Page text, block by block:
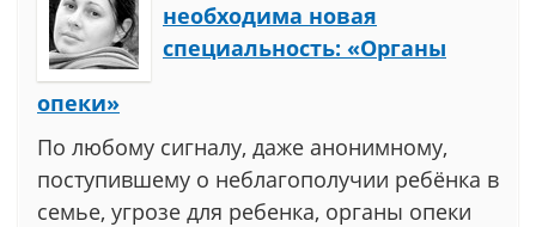
необходима новая
специальность: «Органы
опеки»
По любому сигналу, даже анонимному,
поступившему о неблагополучии ребёнка в
семье, угрозе для ребенка, органы опеки